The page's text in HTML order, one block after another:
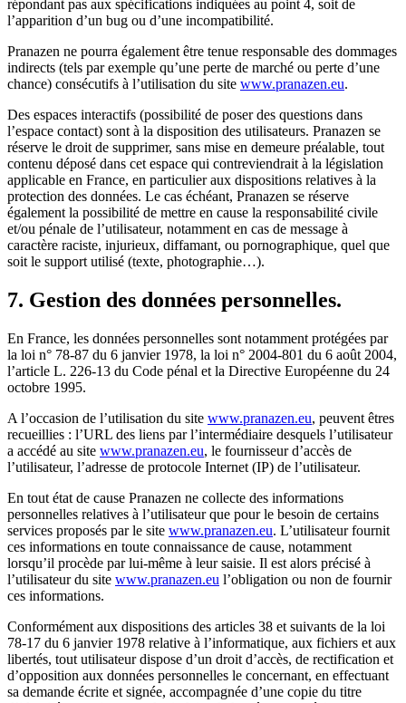
répondant pas aux spécifications indiquées au point 4, soit de
l’apparition d’un bug ou d’une incompatibilité.
Pranazen ne pourra également être tenue responsable des dommages
indirects (tels par exemple qu’une perte de marché ou perte d’une
chance) consécutifs à l’utilisation du site www.pranazen.eu.
Des espaces interactifs (possibilité de poser des questions dans
l’espace contact) sont à la disposition des utilisateurs. Pranazen se
réserve le droit de supprimer, sans mise en demeure préalable, tout
contenu déposé dans cet espace qui contreviendrait à la législation
applicable en France, en particulier aux dispositions relatives à la
protection des données. Le cas échéant, Pranazen se réserve
également la possibilité de mettre en cause la responsabilité civile
et/ou pénale de l’utilisateur, notamment en cas de message à
caractère raciste, injurieux, diffamant, ou pornographique, quel que
soit le support utilisé (texte, photographie…).
7. Gestion des données personnelles.
En France, les données personnelles sont notamment protégées par
la loi n° 78-87 du 6 janvier 1978, la loi n° 2004-801 du 6 août 2004,
l’article L. 226-13 du Code pénal et la Directive Européenne du 24
octobre 1995.
A l’occasion de l’utilisation du site www.pranazen.eu, peuvent êtres
recueillies : l’URL des liens par l’intermédiaire desquels l’utilisateur
a accédé au site www.pranazen.eu, le fournisseur d’accès de
l’utilisateur, l’adresse de protocole Internet (IP) de l’utilisateur.
En tout état de cause Pranazen ne collecte des informations
personnelles relatives à l’utilisateur que pour le besoin de certains
services proposés par le site www.pranazen.eu. L’utilisateur fournit
ces informations en toute connaissance de cause, notamment
lorsqu’il procède par lui-même à leur saisie. Il est alors précisé à
l’utilisateur du site www.pranazen.eu l’obligation ou non de fournir
ces informations.
Conformément aux dispositions des articles 38 et suivants de la loi
78-17 du 6 janvier 1978 relative à l’informatique, aux fichiers et aux
libertés, tout utilisateur dispose d’un droit d’accès, de rectification et
d’opposition aux données personnelles le concernant, en effectuant
sa demande écrite et signée, accompagnée d’une copie du titre